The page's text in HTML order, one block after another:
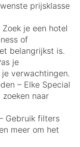
prijsklasse
je een hotel
of
belangrijkst is.
je
verwachtingen.
– Elke Special
naar
Gebruik filters
meer om het